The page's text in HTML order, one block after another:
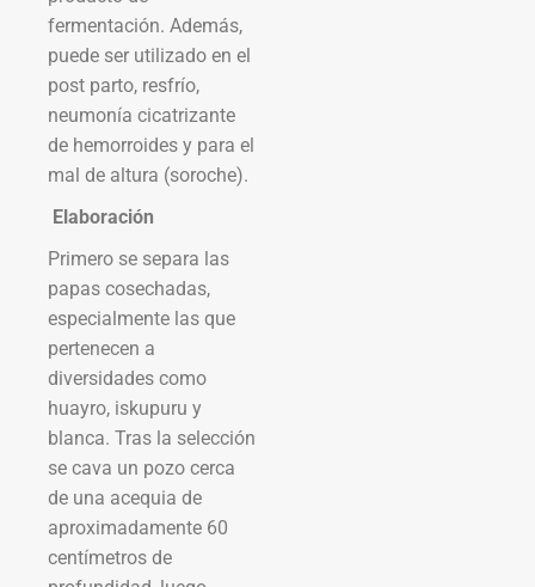
fermentación. Además,
puede ser utilizado en el
post parto, resfrío,
neumonía cicatrizante
de hemorroides y para el
mal de altura (soroche).
Elaboración
Primero se separa las
papas cosechadas,
especialmente las que
pertenecen a
diversidades como
huayro, iskupuru y
blanca. Tras la selección
se cava un pozo cerca
de una acequia de
aproximadamente 60
centímetros de